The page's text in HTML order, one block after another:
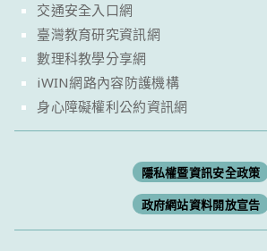
交通安全入口網
臺灣教育研究資訊網
數理科教學分享網
iWIN網路內容防護機構
身心障礙權利公約資訊網
隱私權暨資訊安全政策
政府網站資料開放宣告